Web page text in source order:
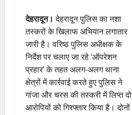
देहरादून। देहरादून पुलिस का नशा
तस्करों के खिलाफ अभियान लगातार
जारी है। वरिष्ठ पुलिस अधीक्षक के
निर्देश पर चलाए जा रहे ‘ऑपरेशन
प्रहार’ के तहत अलग-अलग थाना
क्षेत्रों में कार्रवाई करते हुए पुलिस ने
गांजा और चरस की तस्करी में लिप्त दो
आरोपियों को गिरफ्तार किया है। दोनों